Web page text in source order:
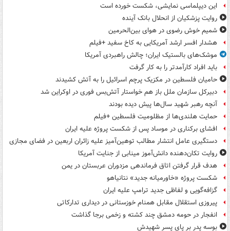
این دیپلماسی نمایشی، شکست خورده است
روایت پزشکیان از انحلال بانک آینده
شمیم خوش رضوی در هوای بین‌الحرمین
هشدار افسر ارشد آمریکایی به کاخ سفید +فیلم
موشک‌های بالستیک ایران؛ چالش راهبردی آمریکا
باید افراد کارآمدتر را به کار گرفت
حامیان فلسطین در مکزیک پرچم اسرائیل را به آتش کشیدند
دبیرکل سازمان ملل باز هم خواستار آتش‌بس فوری در اوکراین شد
آنچه رهبر شهید سال‌ها پیش دیده بودند
حمایت هلندی‌ها از مظلومیت فلسطین +فیلم
افشای برکناری در موساد پس از شکست پروژه علیه ایران
دستگیری عامل انتشار مطالب توهین‌آمیز علیه زائران اربعین در فضای مجازی
روایت تکان‌دهنده دانش‌آموز مینابی از جنایت آمریکا
هدف قرار گرفتن اتاق‌ فرماندهی مزدوران عربستان در یمن
شکست پروژه «خاورمیانه جدید» نتانیاهو
گزافه‌گویی و لفاظی جدید ترامپ علیه ایران
پیروزی استقلال مقابل همنام خوزستانی در دیداری تدارکاتی
انفجار در حومه دمشق چند کشته و زخمی برجا گذاشت
بوسه‌ پدر بر پای پسر شهیدش